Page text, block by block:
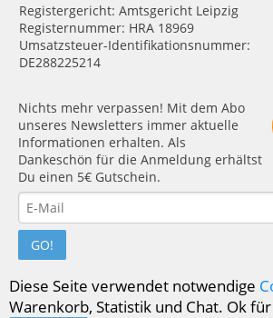
Registergericht: Amtsgericht Leipzig
Registernummer: HRA 18969
Umsatzsteuer-Identifikationsnummer:
DE288225214
Nichts mehr verpassen! Mit dem Abo
unseres Newsletters immer aktuelle
Informationen erhalten. Als
Dankeschön für die Anmeldung erhältst
Du einen 5€ Gutschein.
GO!
Diese Seite verwendet notwendige
Warenkorb, Statistik und Chat. Ok für